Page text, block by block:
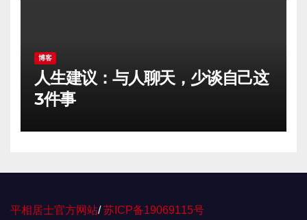
博客
人生建议：与人聊天，少谈自己这
3件事
平相居士官方网站/苏ICP备19069115号